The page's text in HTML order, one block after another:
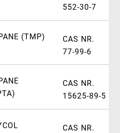
552-30-7
(TMP)
CAS NR.
77-99-6
CAS NR.
15625-89-5
CAS NR.